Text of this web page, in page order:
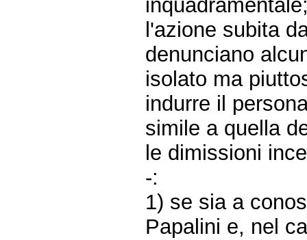
l'azione subita
denunciano
isolato ma
indurre il
simile a quella
le dimissioni
-:
1) se sia a
Papalini e, nel